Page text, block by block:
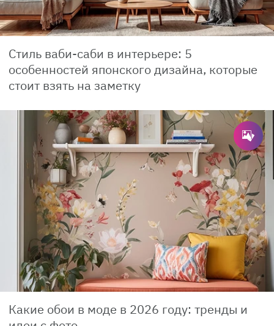
Стиль ваби-саби в интерьере: 5
особенностей японского дизайна, которые
стоит взять на заметку
Какие обои в моде в 2026 году: тренды и